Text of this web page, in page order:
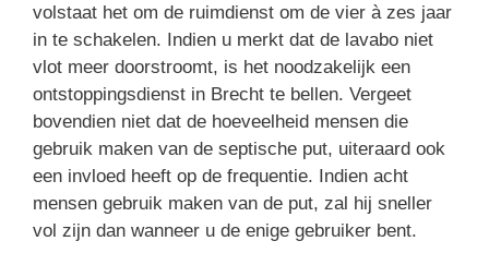
volstaat het om de ruimdienst om de vier à zes jaar
in te schakelen. Indien u merkt dat de lavabo niet
vlot meer doorstroomt, is het noodzakelijk een
ontstoppingsdienst in Brecht te bellen. Vergeet
bovendien niet dat de hoeveelheid mensen die
gebruik maken van de septische put, uiteraard ook
een invloed heeft op de frequentie. Indien acht
mensen gebruik maken van de put, zal hij sneller
vol zijn dan wanneer u de enige gebruiker bent.